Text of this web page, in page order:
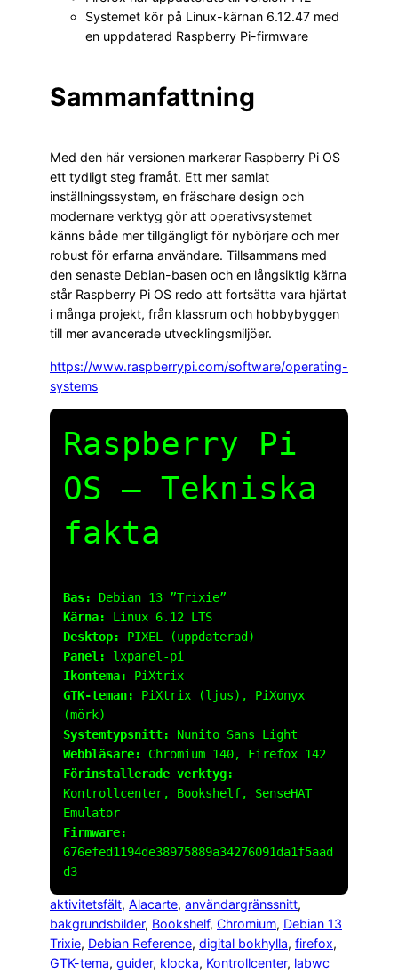
Systemet kör på Linux-kärnan 6.12.47 med
en uppdaterad Raspberry Pi-firmware
Sammanfattning
Med den här versionen markerar Raspberry Pi OS
ett tydligt steg framåt. Ett mer samlat
inställningssystem, en fräschare design och
modernare verktyg gör att operativsystemet
känns både mer tillgängligt för nybörjare och mer
robust för erfarna användare. Tillsammans med
den senaste Debian-basen och en långsiktig kärna
står Raspberry Pi OS redo att fortsätta vara hjärtat
i många projekt, från klassrum och hobbybyggen
till mer avancerade utvecklingsmiljöer.
https://www.raspberrypi.com/software/operating-
systems
Raspberry Pi
OS – Tekniska
fakta
Bas:
Debian 13 ”Trixie”
Kärna:
Linux 6.12 LTS
Desktop:
PIXEL (uppdaterad)
Panel:
lxpanel-pi
Ikontema:
PiXtrix
GTK-teman:
PiXtrix (ljus), PiXonyx
(mörk)
Systemtypsnitt:
Nunito Sans Light
Webbläsare:
Chromium 140, Firefox 142
Förinstallerade verktyg:
Kontrollcenter, Bookshelf, SenseHAT
Emulator
Firmware:
676efed1194de38975889a34276091da1f5aad
d3
aktivitetsfält, Alacarte, användargränssnitt
bakgrundsbilder, Bookshelf, Chromium, Debian 13
Trixie, Debian Reference, digital bokhylla, firefox
GTK-tema, guider, klocka, Kontrollcenter, labwc